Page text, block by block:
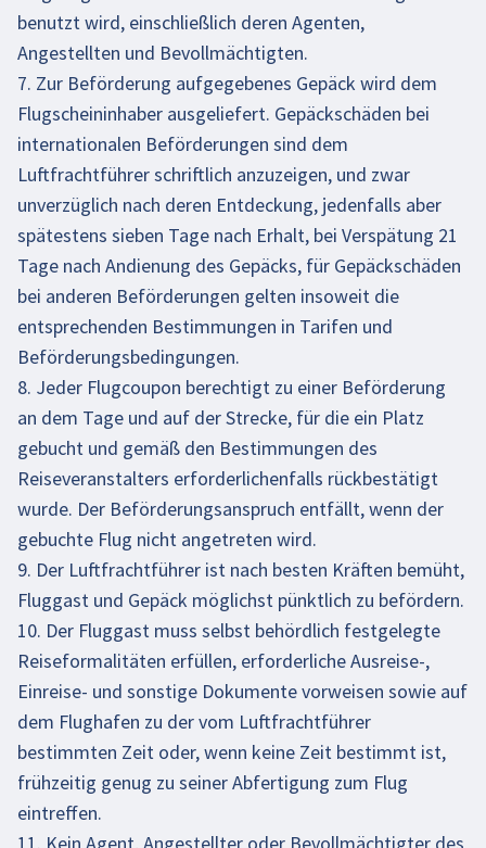
benutzt wird, einschließlich deren Agenten,
Angestellten und Bevollmächtigten.
7. Zur Beförderung aufgegebenes Gepäck wird dem
Flugscheininhaber ausgeliefert. Gepäckschäden bei
internationalen Beförderungen sind dem
Luftfrachtführer schriftlich anzuzeigen, und zwar
unverzüglich nach deren Entdeckung, jedenfalls aber
spätestens sieben Tage nach Erhalt, bei Verspätung 21
Tage nach Andienung des Gepäcks, für Gepäckschäden
bei anderen Beförderungen gelten insoweit die
entsprechenden Bestimmungen in Tarifen und
Beförderungsbedingungen.
8. Jeder Flugcoupon berechtigt zu einer Beförderung
an dem Tage und auf der Strecke, für die ein Platz
gebucht und gemäß den Bestimmungen des
Reiseveranstalters erforderlichenfalls rückbestätigt
wurde. Der Beförderungsanspruch entfällt, wenn der
gebuchte Flug nicht angetreten wird.
9. Der Luftfrachtführer ist nach besten Kräften bemüht,
Fluggast und Gepäck möglichst pünktlich zu befördern.
10. Der Fluggast muss selbst behördlich festgelegte
Reiseformalitäten erfüllen, erforderliche Ausreise-,
Einreise- und sonstige Dokumente vorweisen sowie auf
dem Flughafen zu der vom Luftfrachtführer
bestimmten Zeit oder, wenn keine Zeit bestimmt ist,
frühzeitig genug zu seiner Abfertigung zum Flug
eintreffen.